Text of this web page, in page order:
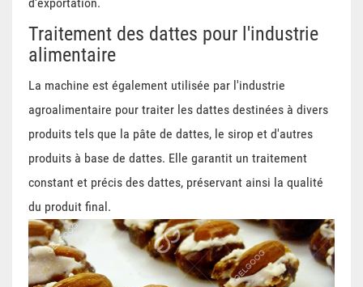
Traitement des dattes pour l'industrie
alimentaire
La machine est également utilisée par l'industrie
agroalimentaire pour traiter les dattes destinées à divers
produits tels que la pâte de dattes, le sirop et d'autres
produits à base de dattes. Elle garantit un traitement
constant et précis des dattes, préservant ainsi la qualité
du produit final.